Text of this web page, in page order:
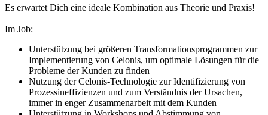
Es erwartet Dich eine ideale Kombination aus Theorie und Praxis!
Im Job:
Unterstützung bei größeren Transformationsprogrammen zur
Implementierung von Celonis, um optimale Lösungen für die
Probleme der Kunden zu finden
Nutzung der Celonis-Technologie zur Identifizierung von
Prozessineffizienzen und zum Verständnis der Ursachen,
immer in enger Zusammenarbeit mit dem Kunden